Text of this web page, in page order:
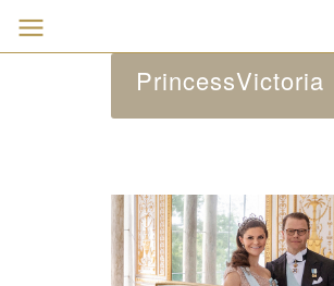
PrincessVictoria